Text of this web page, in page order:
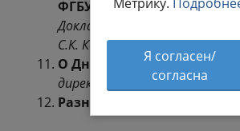
ФГБУН ФИЦ МГИ за 2022 –
Докладчик – директор
С.К. Коновалов
О Дне российской науки
директора ФГБУН ФИЦ МГИ
Разное
Я согласен/
согласна